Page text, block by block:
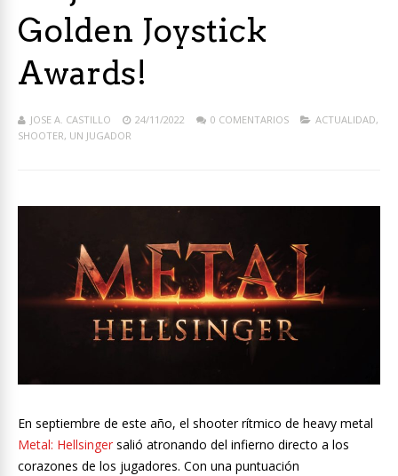
Golden Joystick
Awards!
JOSE A. CASTILLO 24/11/2022 0 COMENTARIOS ACTUALIDAD,
SHOOTER, UN JUGADOR
En septiembre de este año, el shooter rítmico de heavy metal
Metal: Hellsinger salió atronando del infierno directo a los
corazones de los jugadores. Con una puntuación